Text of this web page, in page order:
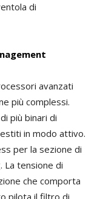
di
avanzati
più complessi.
più binari di
in modo attivo.
per la sezione di
La tensione di
che comporta